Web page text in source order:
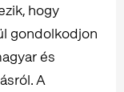
hogy
gondolkodjon
és
A